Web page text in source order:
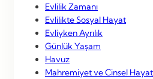
Evlilik Zamanı
Evlilikte Sosyal Hayat
Evliyken Ayrılık
Günlük Yaşam
Havuz
Mahremiyet ve Cinsel Hayat